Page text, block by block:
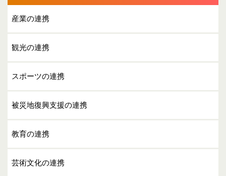
産業の連携
観光の連携
スポーツの連携
被災地復興支援の連携
教育の連携
芸術文化の連携